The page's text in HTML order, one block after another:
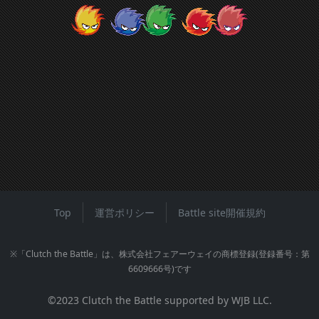
※「Clutch the Battle」は、株式会社フェアーウェイの商標登録(登録番号：第
6609666号)です
Top 運営ポリシー Battle site開催規約
©2023 Clutch the Battle supported by WJB LLC.